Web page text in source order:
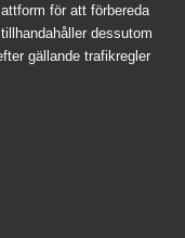
för att förbereda
dessutom
gällande trafikregler